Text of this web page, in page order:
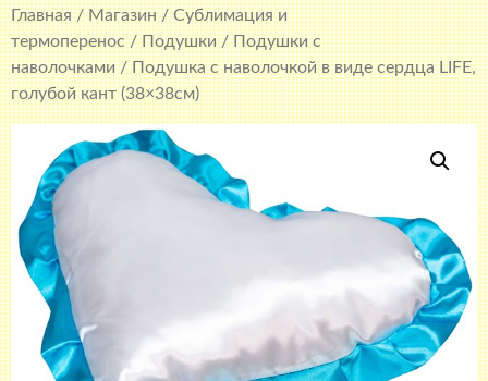
Главная/Магазин/Сублимация и
термоперенос/Подушки/Подушки с
наволочками/ Подушка с наволочкой в виде сердца LIFE,
голубой кант (38×38см)